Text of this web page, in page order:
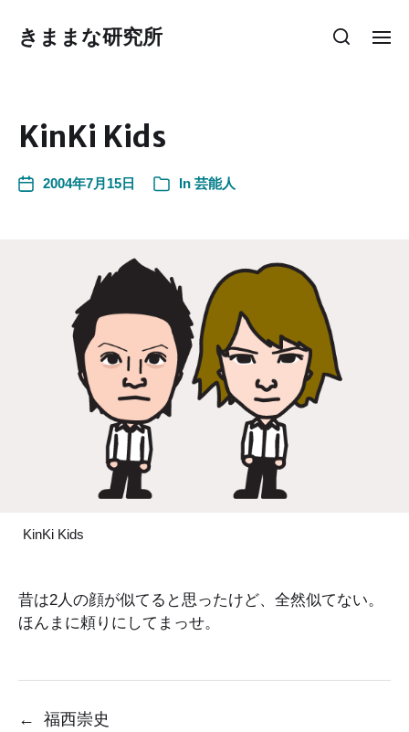
きままな研究所
KinKi Kids
2004年7月15日 In 芸能人
KinKi Kids
昔は2人の顔が似てると思ったけど、全然似てない。
ほんまに頼りにしてまっせ。
←
福西崇史